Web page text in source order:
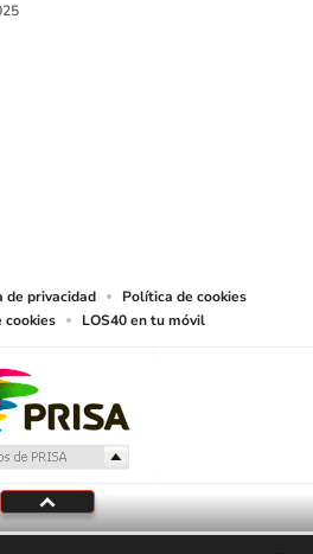
de privacidad
Política de cookies
cookies
LOS40 en tu móvil